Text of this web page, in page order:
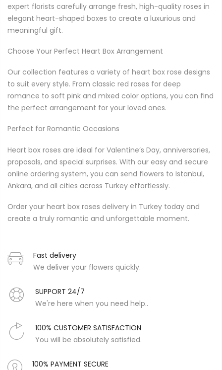
expert florists carefully arrange fresh, high-quality roses in
elegant heart-shaped boxes to create a luxurious and
meaningful gift.
Choose Your Perfect Heart Box Arrangement
Our collection features a variety of heart box rose designs
to suit every style. From classic red roses for deep
romance to soft pink and mixed color options, you can find
the perfect arrangement for your loved ones.
Perfect for Romantic Occasions
Heart box roses are ideal for Valentine’s Day, anniversaries,
proposals, and special surprises. With our easy and secure
online ordering system, you can send flowers to Istanbul,
Ankara, and all cities across Turkey effortlessly.
Order your heart box roses delivery in Turkey today and
create a truly romantic and unforgettable moment.
Fast delivery
We deliver your flowers quickly.
SUPPORT 24/7
We're here when you need help..
100% CUSTOMER SATISFACTION
You will be absolutely satisfied.
100% PAYMENT SECURE